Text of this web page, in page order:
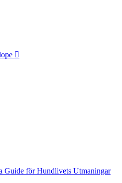
Guide för Hundlivets Utmaningar